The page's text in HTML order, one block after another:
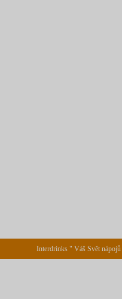
Interdrinks " Váš Svět